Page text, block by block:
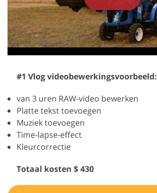
#1 Vlog videobewerkingsvoorbeeld:
van 3 uren RAW-video bewerken
Platte tekst toevoegen
Muziek toevoegen
Time-lapse-effect
Kleurcorrectie
Totaal kosten $ 430